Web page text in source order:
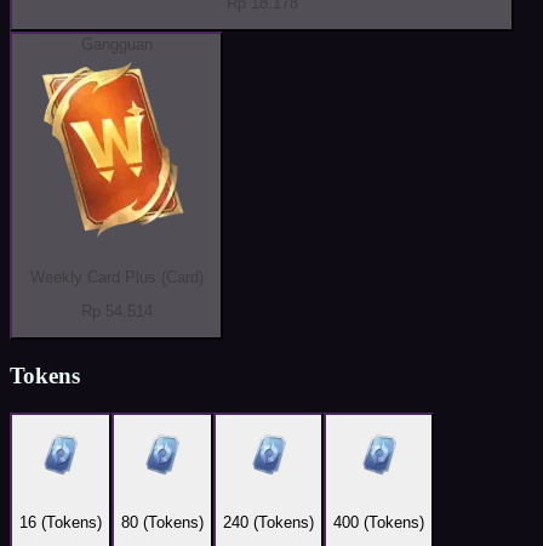
Tokens
16 (Tokens)
80 (Tokens)
240 (Tokens)
400 (Tokens)